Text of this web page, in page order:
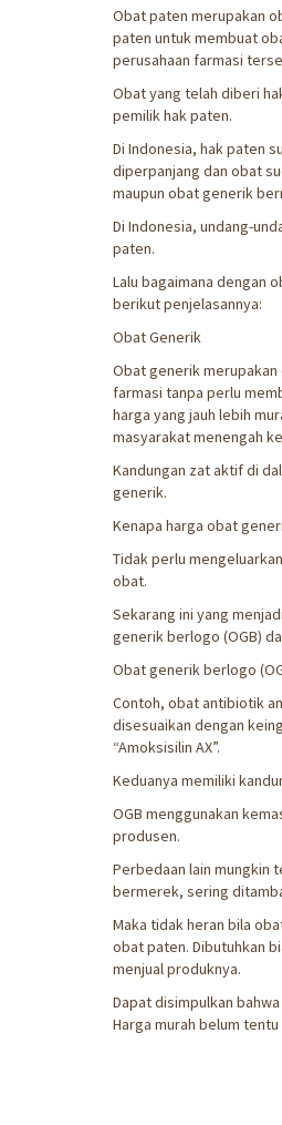
Obat paten merupakan
paten untuk membuat
perusahaan farmasi
Obat yang telah diberi
pemilik hak paten.
Di Indonesia, hak paten
diperpanjang dan obat
maupun obat generik
Di Indonesia, undang-
paten.
Lalu bagaimana dengan
berikut penjelasannya:
Obat Generik
Obat generik
farmasi tanpa perlu
harga yang jauh lebih
masyarakat menengah
Kandungan zat aktif di
generik.
Kenapa harga obat
Tidak perlu
obat.
Sekarang ini yang
generik berlogo (OGB)
Obat generik berlogo
Contoh, obat antibiotik
disesuaikan dengan
“Amoksisilin AX”.
Keduanya memiliki
OGB menggunakan
produsen.
Perbedaan lain mungkin
bermerek, sering
Maka tidak heran bila
obat paten. Dibutuhkan
menjual produknya.
Dapat disimpulkan
Harga murah belum